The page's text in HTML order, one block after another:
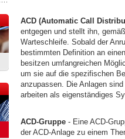
ACD (Automatic Call
entgegen und stellt ihn,
Warteschleife. Sobald der
bestimmten Definition an
besitzen umfangreichen
um sie auf die spezifischen
anzupassen. Die Anlagen
arbeiten als eigenständiges
ACD-Gruppe - Eine ACD-
der ACD-Anlage zu einem